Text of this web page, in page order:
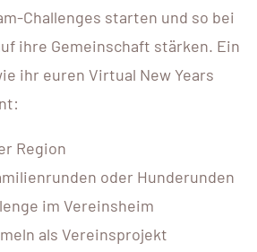
Challenges starten und so bei
ihre Gemeinschaft stärken. Ein
ihr euren Virtual New Years
Region
oder Hunderunden
im Vereinsheim
als Vereinsprojekt